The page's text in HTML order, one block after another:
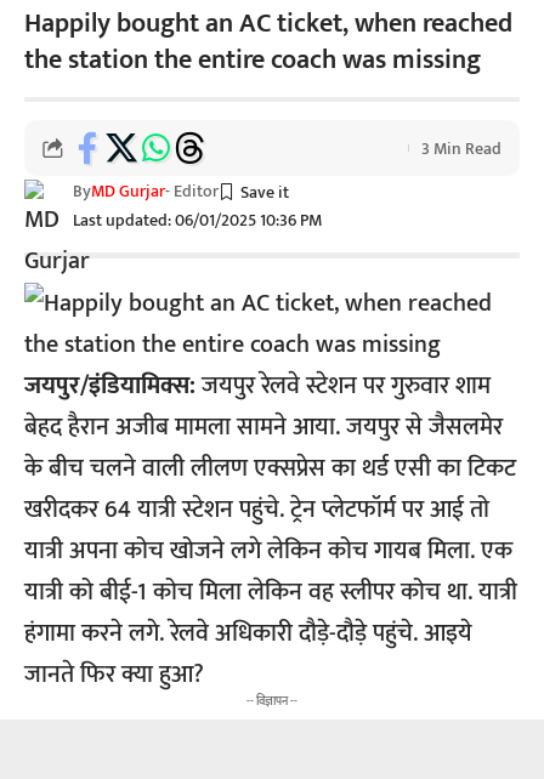
Happily bought an AC ticket, when reached
the station the entire coach was missing
Last updated: 06/01/2025 10:36 PM
ByMD Gurjar- Editor
3 Min Read
जयपुर/इंडियामिक्स:जयपुर रेलवे स्टेशन पर गुरुवार शाम
बेहद हैरान अजीब मामला सामने आया. जयपुर से जैसलमेर
के बीच चलने वाली लीलण एक्सप्रेस का थर्ड एसी का टिकट
खरीदकर 64 यात्री स्टेशन पहुंचे. ट्रेन प्लेटफॉर्म पर आई तो
यात्री अपना कोच खोजने लगे लेकिन कोच गायब मिला. एक
यात्री को बीई-1 कोच मिला लेकिन वह स्लीपर कोच था. यात्री
हंगामा करने लगे. रेलवे अधिकारी दौड़े-दौड़े पहुंचे. आइये
जानते फिर क्या हुआ?
-- विज्ञापन --